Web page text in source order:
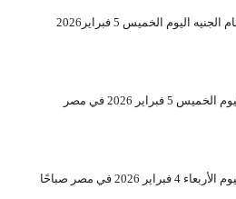
اليوم الخميس 5 فبراير2026
فبراير 2026 في مصر
2026 في مصر صباحًا